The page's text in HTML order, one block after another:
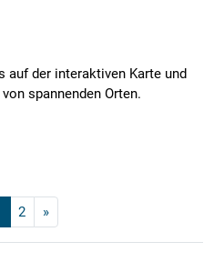
auf der interaktiven Karte und
spannenden Orten.
2 »